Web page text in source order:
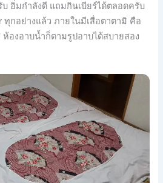
อิ่มกำลังดี แถมกินเบียร์ได้ตลอดครับ
ทุกอย่างแล้ว ภายในมีเสื่อตาตามิ คือ
ห้องอาบน้ำก็ตามรูปอาบได้สบายสอง